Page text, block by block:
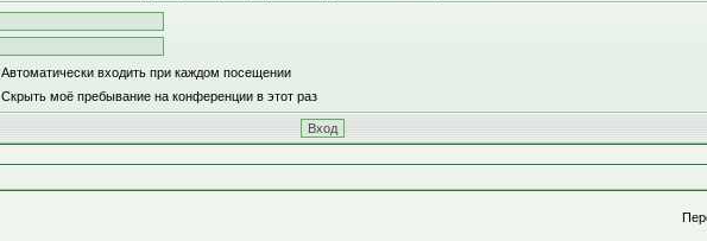
Автоматически входить при каждом посещении
Скрыть моё пребывание на конференции в этот раз